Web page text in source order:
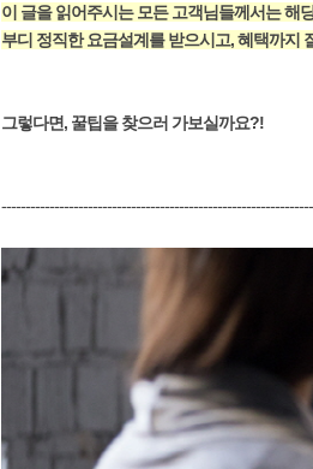
이 글을 읽어주시는 모든 고객님들께서는 해
부디 정직한 요금설계를 받으시고, 혜택까지
그렇다면, 꿀팁을 찾으러 가보실까요?!